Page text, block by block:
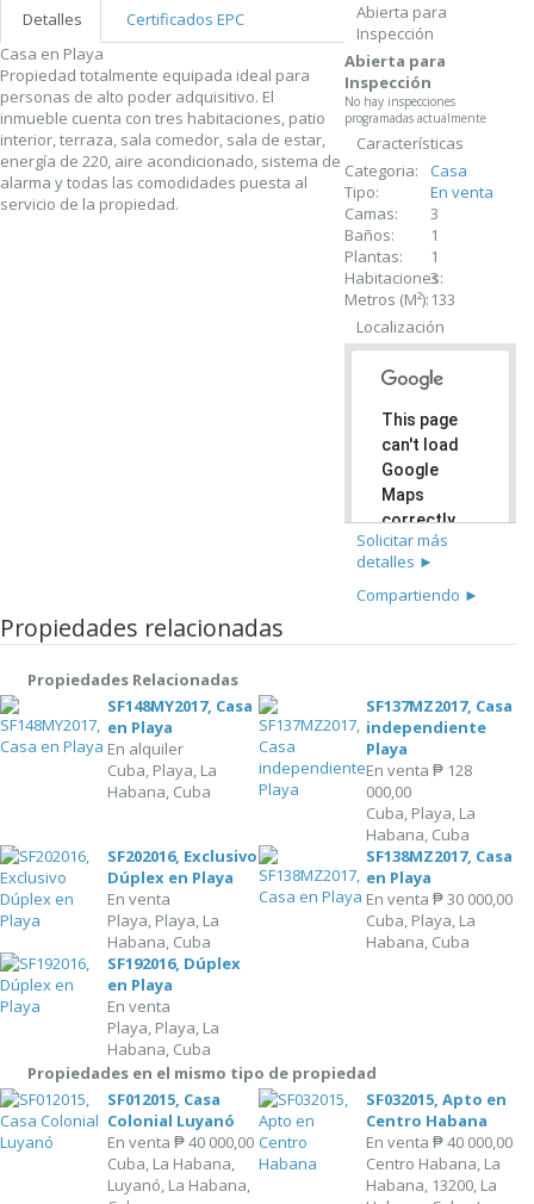
Detalles
Certificados EPC
Casa en Playa
Propiedad totalmente equipada ideal para
personas de alto poder adquisitivo. El
inmueble cuenta con tres habitaciones, patio
interior, terraza, sala comedor, sala de estar,
energía de 220, aire acondicionado, sistema de
alarma y todas las comodidades puesta al
servicio de la propiedad.
Abierta para
Inspección
Abierta para
Inspección
No hay inspecciones
programadas actualmente
Características
Categoria:
Casa
Tipo:
En venta
Camas:
3
Baños:
1
Plantas:
1
Habitaciones:
3
Metros (M²): 133
Localización
This page
can't load
Google
Maps
correctly.
Do you
own this
website?
Solicitar más
detalles ►
Compartiendo ►
Propiedades relacionadas
Propiedades Relacionadas
SF148MY2017, Casa
en Playa
En alquiler
Cuba, Playa, La
Habana, Cuba
SF137MZ2017, Casa
independiente
Playa
En venta ₱ 128
000,00
Cuba, Playa, La
Habana, Cuba
SF202016, Exclusivo
Dúplex en Playa
En venta
Playa, Playa, La
Habana, Cuba
SF138MZ2017, Casa
en Playa
En venta ₱ 30 000,00
Cuba, Playa, La
Habana, Cuba
SF192016, Dúplex
en Playa
En venta
Playa, Playa, La
Habana, Cuba
Propiedades en el mismo tipo de propiedad
SF012015, Casa
Colonial Luyanó
En venta₱ 40 000,00
Cuba, La Habana,
Luyanó, La Habana,
SF032015, Apto en
Centro Habana
En venta ₱ 40 000,00
Centro Habana, La
Habana, 13200, La